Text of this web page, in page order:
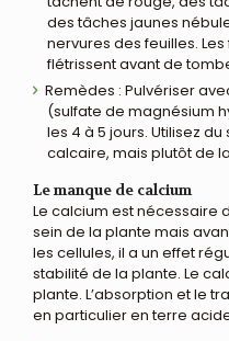
des tâches jaunes
nervures des feuilles.
flétrissent avant de
Remèdes : Pulvériser
(sulfate de magnésium
les 4 à 5 jours. Utilisez
calcaire, mais plutôt de
Le manque de calcium
Le calcium est nécessaire
sein de la plante mais
les cellules, il a un effet
stabilité de la plante. Le
plante. L’absorption et le
en particulier en terre